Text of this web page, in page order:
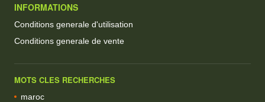
INFORMATIONS
Conditions generale d'utilisation
Conditions generale de vente
MOTS CLES RECHERCHES
maroc